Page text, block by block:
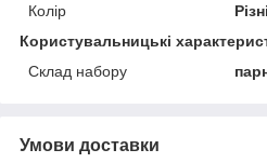
Колір
Користувальницькі
Склад набору
Умови доставки